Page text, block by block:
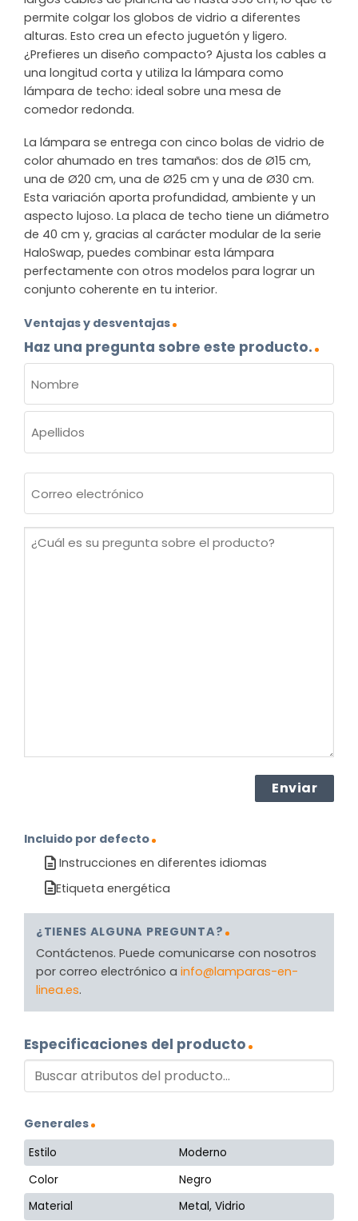
permite colgar los globos de vidrio a diferentes
alturas. Esto crea un efecto juguetón y ligero.
¿Prefieres un diseño compacto? Ajusta los cables a
una longitud corta y utiliza la lámpara como
lámpara de techo: ideal sobre una mesa de
comedor redonda.
La lámpara se entrega con cinco bolas de vidrio de
color ahumado en tres tamaños: dos de Ø15 cm,
una de Ø20 cm, una de Ø25 cm y una de Ø30 cm.
Esta variación aporta profundidad, ambiente y un
aspecto lujoso. La placa de techo tiene un diámetro
de 40 cm y, gracias al carácter modular de la serie
HaloSwap, puedes combinar esta lámpara
perfectamente con otros modelos para lograr un
conjunto coherente en tu interior.
Ventajas y desventajas
Haz una pregunta sobre este producto.
(OBLIGATORIO)
Nombre
electrónico
¿Cuál
Incluido por defecto
Instrucciones en diferentes idiomas
Etiqueta energética
¿TIENES ALGUNA PREGUNTA?
Contáctenos. Puede comunicarse con nosotros
por correo electrónico a info@lamparas-en-
linea.es.
Especificaciones del producto
Generales
Estilo
Moderno
Color
Negro
Material
Metal, Vidrio